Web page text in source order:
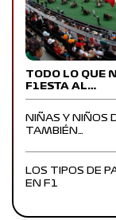
TODO LO QUE
F1ESTA AL…
NIÑAS Y NIÑOS
TAMBIÉN…
LOS TIPOS DE
EN F1